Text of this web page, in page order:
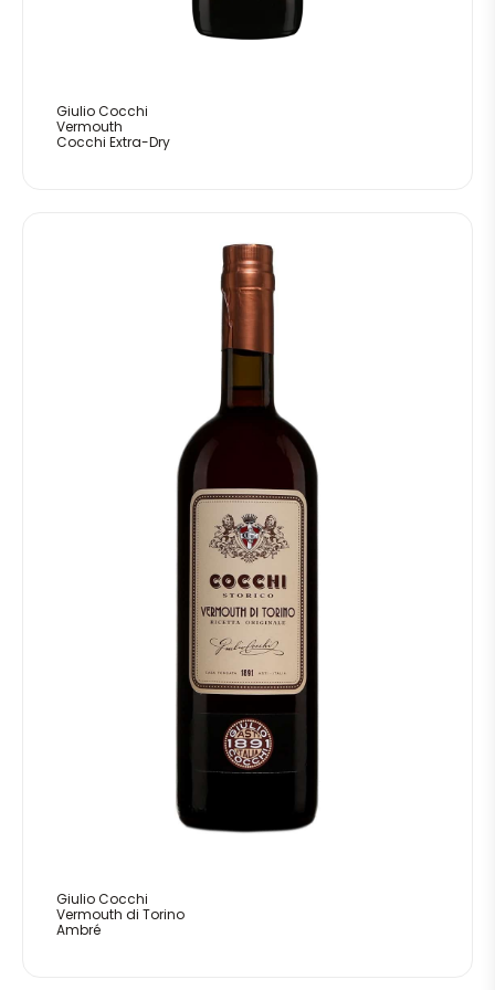
Giulio Cocchi
Vermouth
Cocchi Extra-Dry
Giulio Cocchi
Vermouth di Torino
Ambré